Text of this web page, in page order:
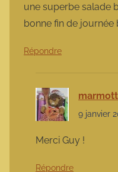
une superbe salade
bonne fin de journée
Répondre
9 janvier
Merci Guy !
Répondre